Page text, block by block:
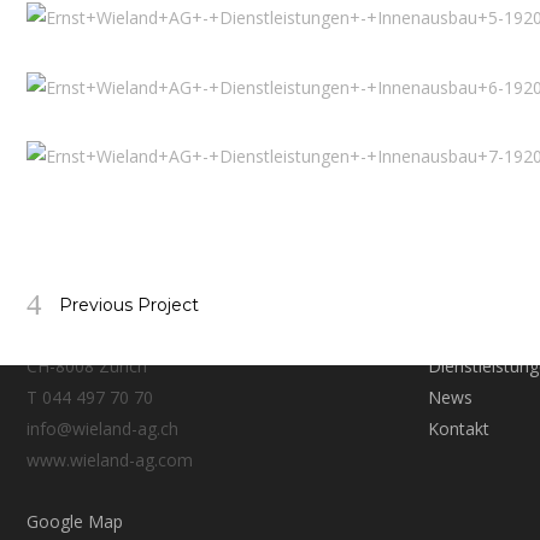
Previous Project
Ernst Wieland AG
CH-8008 Zürich
T 044 497 70 70
info@wieland-ag.ch
www.wieland-ag.com
Google Map
News
Kontakt